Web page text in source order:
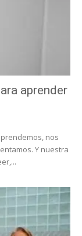
aprender
nos
Y nuestra